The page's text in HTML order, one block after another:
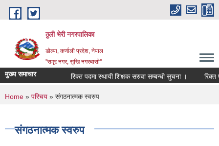
Skip to main content
ठुली भेरी नगरपालिका
डाेल्पा, कर्णाली प्रदेश, नेपाल
''समृद्द नगर, सुखि नगरबासी''
मुख्य समाचार रिक्त पदमा स्थायी शिक्षक सरुवा सम्बन्धी सुचना । रिक्त
You are here
Home » परिचय » संगठनात्मक स्वरुप
संगठनात्मक स्वरुप